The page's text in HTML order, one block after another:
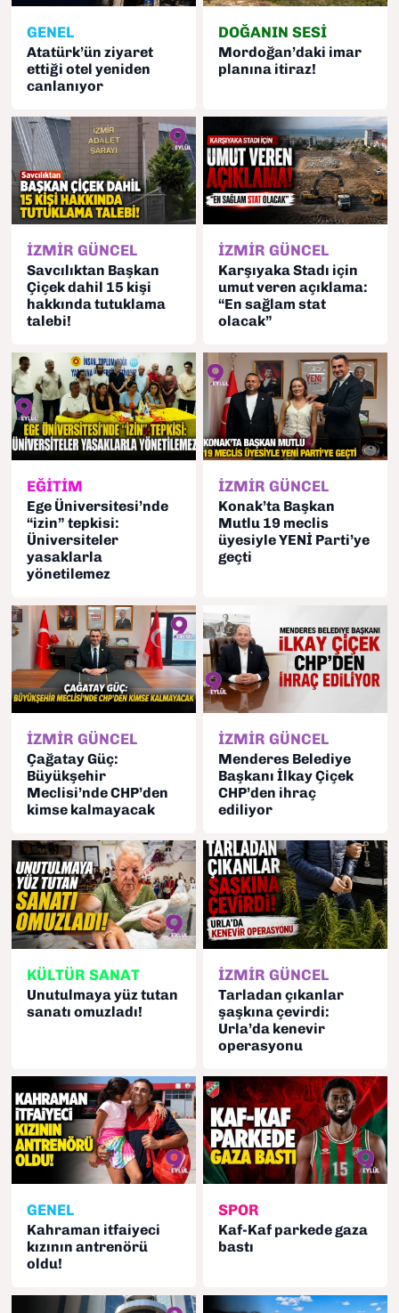
GENEL
Atatürk’ün ziyaret
ettiği otel yeniden
canlanıyor
DOĞANIN SESİ
Mordoğan’daki imar
planına itiraz!
İZMİR GÜNCEL
Savcılıktan Başkan
Çiçek dahil 15 kişi
hakkında tutuklama
talebi!
İZMİR GÜNCEL
Karşıyaka Stadı için
umut veren açıklama:
“En sağlam stat
olacak”
EĞİTİM
Ege Üniversitesi’nde
“izin” tepkisi:
Üniversiteler
yasaklarla
yönetilemez
İZMİR GÜNCEL
Konak’ta Başkan
Mutlu 19 meclis
üyesiyle YENİ Parti’ye
geçti
İZMİR GÜNCEL
Çağatay Güç:
Büyükşehir
Meclisi’nde CHP’den
kimse kalmayacak
İZMİR GÜNCEL
Menderes Belediye
Başkanı İlkay Çiçek
CHP’den ihraç
ediliyor
KÜLTÜR SANAT
Unutulmaya yüz tutan
sanatı omuzladı!
İZMİR GÜNCEL
Tarladan çıkanlar
şaşkına çevirdi:
Urla’da kenevir
operasyonu
GENEL
Kahraman itfaiyeci
kızının antrenörü
oldu!
SPOR
Kaf-Kaf parkede gaza
bastı